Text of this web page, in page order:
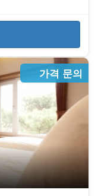
가격 문의